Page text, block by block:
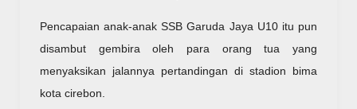
Pencapaian anak-anak SSB Garuda Jaya U10 itu pun
disambut gembira oleh para orang tua yang
menyaksikan jalannya pertandingan di stadion bima
kota cirebon.